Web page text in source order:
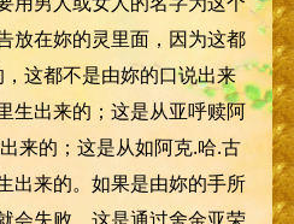
放在妳的灵里面，因为这都
这都不是由妳的口说出来
生出来的；这是从亚呼赎阿
来的；这是从如阿克.哈.古
出来的。如果是由妳的手所
会失败。这是通过舍金亚荣